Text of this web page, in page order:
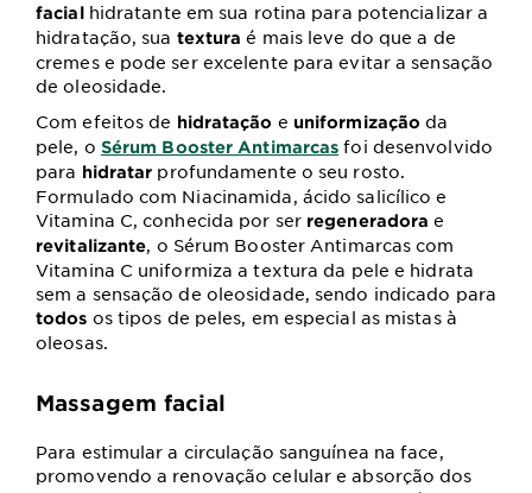
facial hidratante em sua rotina para potencializar a
hidratação, sua texturaé mais leve do que a de
cremes e pode ser excelente para evitar a sensação
de oleosidade.
Com efeitos de hidratação e uniformizaçãoda
pele, o Sérum Booster Antimarcas foi desenvolvido
para hidratar profundamente o seu rosto.
Formulado com Niacinamida, ácido salicílico e
Vitamina C, conhecida por ser regeneradorae
revitalizante, o Sérum Booster Antimarcas com
Vitamina C uniformiza a textura da pele e hidrata
sem a sensação de oleosidade, sendo indicado para
todos os tipos de peles, em especial as mistas à
oleosas.
Massagem facial
Para estimular a circulação sanguínea na face,
promovendo a renovação celular e absorção dos